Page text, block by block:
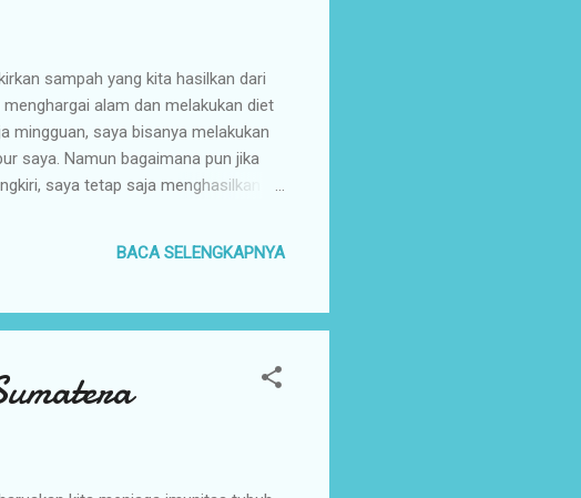
sampah yang kita hasilkan dari
alam dan melakukan diet
mingguan, saya bisanya melakukan
saya. Namun bagaimana pun jika
saya tetap saja menghasilkan
bagaimana cara mengatasi
fermentasi limbah organik yang
BACA SELENGKAPNYA